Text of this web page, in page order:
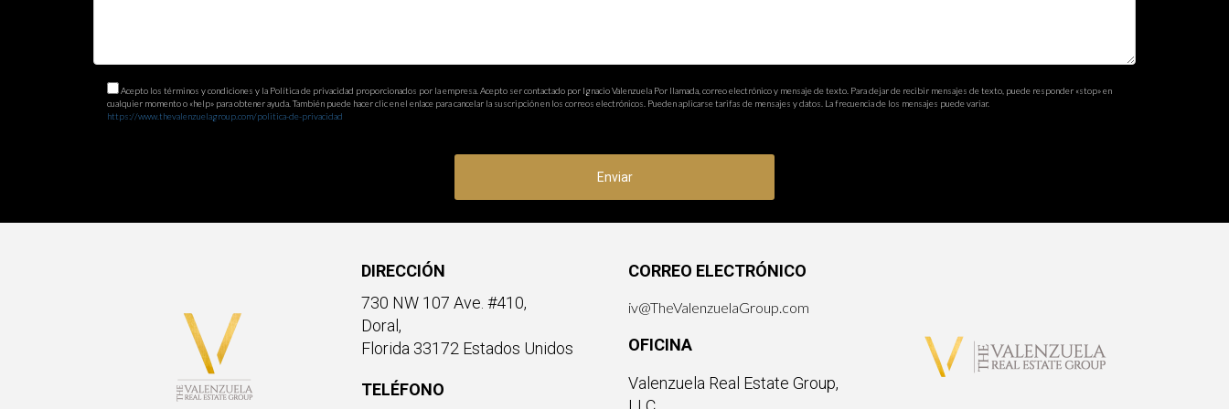
El costo promedio varía según la ciudad y el tipo de propiedad, pero en general, los precios suelen ser más altos en ciudades como Miami. Es recomendable consultar
reportes de mercado y trabajar con un agente inmobiliario para obtener datos específicos.
Acepto los términos y condiciones y la Política de privacidad proporcionados por la empresa. Acepto ser contactado por Ignacio Valenzuela Por llamada, correo electrónico y mensaje de texto. Para dejar de recibir mensajes de texto, puede responder «stop» en
cualquier momento o «help» para obtener ayuda. También puede hacer clic en el enlace para cancelar la suscripción en los correos electrónicos. Pueden aplicarse tarifas de mensajes y datos. La frecuencia de los mensajes puede variar.
https://www.thevalenzuelagroup.com/politica-de-privacidad
Enviar
DIRECCIÓN
730 NW 107 Ave. #410,
Doral,
Florida 33172 Estados Unidos
TELÉFONO
CORREO ELECTRÓNICO
iv@TheValenzuelaGroup.com
OFICINA
Valenzuela Real Estate Group,